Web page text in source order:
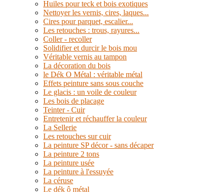
Huiles pour teck et bois exotiques
Nettoyer les vernis, cires, laques...
Cires pour parquet, escalier...
Les retouches : trous, rayures...
Coller - recoller
Solidifier et durcir le bois mou
Véritable vernis au tampon
La décoration du bois
le Dék O Métal : véritable métal
Effets peinture sans sous couche
Le glacis : un voile de couleur
Les bois de placage
Teinter - Cuir
Entretenir et réchauffer la couleur
La Sellerie
Les retouches sur cuir
La peinture SP décor - sans décaper
La peinture 2 tons
La peinture usée
La peinture à l'essuyée
La céruse
Le dék ô métal